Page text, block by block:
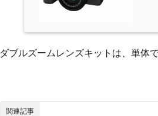
ダブルズームレンズキットは、単体
関連記事